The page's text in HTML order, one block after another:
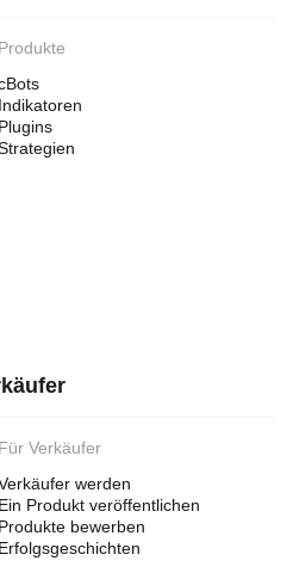
Produkte
Indikatoren
Plugins
Für Verkäufer
werden
Ein Produkt veröffentlichen
Produkte bewerben
Erfolgsgeschichten